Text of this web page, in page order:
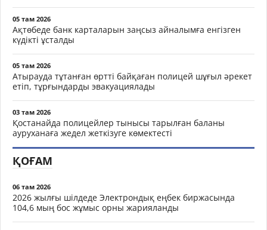
05 там 2026
Ақтөбеде банк карталарын заңсыз айналымға енгізген
күдікті ұсталды
05 там 2026
Атырауда тұтанған өртті байқаған полицей шұғыл әрекет
етіп, тұрғындарды эвакуациялады
03 там 2026
Қостанайда полицейлер тынысы тарылған баланы
ауруханаға жедел жеткізуге көмектесті
ҚОҒАМ
06 там 2026
2026 жылғы шілдеде Электрондық еңбек биржасында
104,6 мың бос жұмыс орны жарияланды